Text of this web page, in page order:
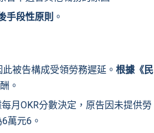
手段性原則 。
被告構成受領勞務遲延。 根據《民
。
月OKR分數決定，原告因未提供勞
萬元6。